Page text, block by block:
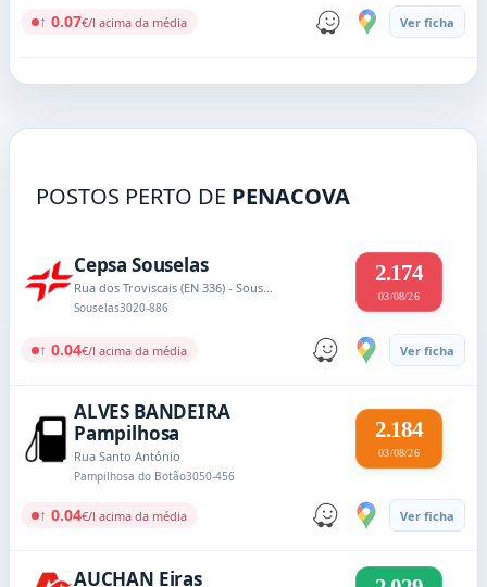
↑ 0.07€/l acima da média Ver ficha
POSTOS PERTO DE PENACOVA
Cepsa Souselas
Rua dos Troviscais (EN 336) - Souselas
Souselas3020-886
2.174
03/08/26
↑ 0.04€/l acima da média Ver ficha
ALVES BANDEIRA
Pampilhosa
Rua Santo António
Pampilhosa do Botão3050-456
2.184
03/08/26
↑ 0.04€/l acima da média Ver ficha
AUCHAN Eiras